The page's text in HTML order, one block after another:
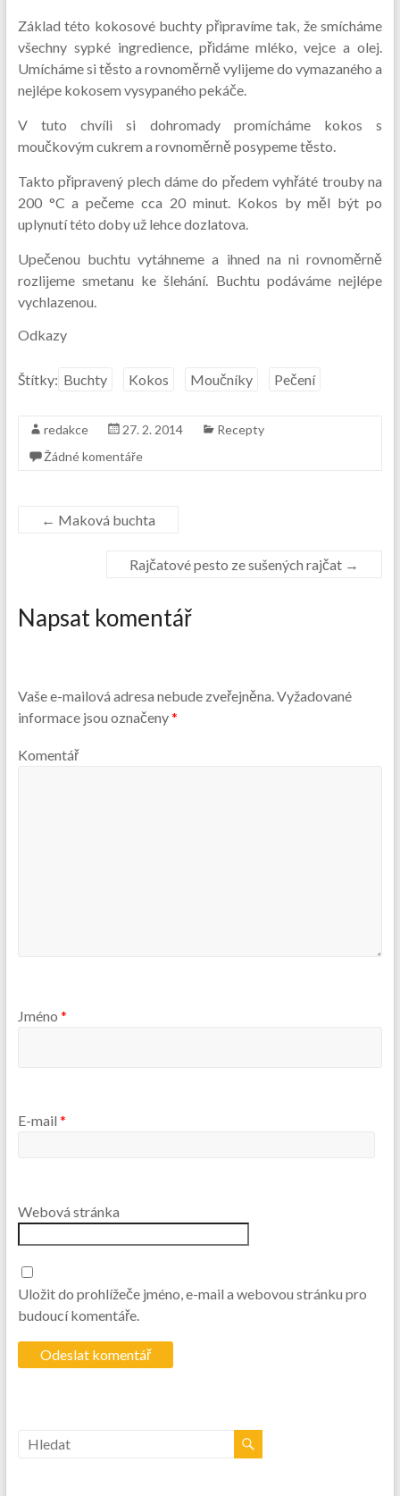
Základ této kokosové buchty připravíme tak, že smícháme
všechny sypké ingredience, přidáme mléko, vejce a olej.
Umícháme si těsto a rovnoměrně vylijeme do vymazaného a
nejlépe kokosem vysypaného pekáče.
V tuto chvíli si dohromady promícháme kokos s
moučkovým cukrem a rovnoměrně posypeme těsto.
Takto připravený plech dáme do předem vyhřáté trouby na
200 °C a pečeme cca 20 minut. Kokos by měl být po
uplynutí této doby už lehce dozlatova.
Upečenou buchtu vytáhneme a ihned na ni rovnoměrně
rozlijeme smetanu ke šlehání. Buchtu podáváme nejlépe
vychlazenou.
Odkazy
Štítky: Buchty Kokos Moučníky Pečení
redakce 27. 2. 2014
Recepty
Žádné komentáře
← Maková buchta
Rajčatové pesto ze sušených rajčat →
Napsat komentář
Vaše e-mailová adresa nebude zveřejněna.Vyžadované
informace jsou označeny*
Komentář
Jméno *
E-mail *
Webová stránka
Uložit do prohlížeče jméno, e-mail a webovou stránku pro
budoucí komentáře.